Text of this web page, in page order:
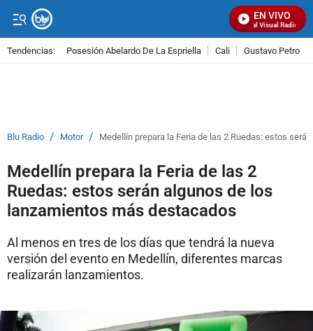
EN VIVO
Señal Visual Radio
Tendencias: Posesión Abelardo De La Espriella Cali Gustavo Petro
Blu Radio / Motor / Medellín prepara la Feria de las 2 Ruedas: estos
Medellín prepara la Feria de las 2
Ruedas: estos serán algunos de los
lanzamientos más destacados
Al menos en tres de los días que tendrá la nueva
versión del evento en Medellín, diferentes marcas
realizarán lanzamientos.